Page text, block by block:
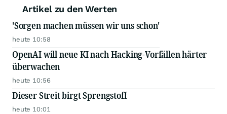
Artikel zu den Werten
'Sorgen machen müssen wir uns schon'
heute 10:58
OpenAI will neue KI nach Hacking-Vorfällen härter
überwachen
heute 10:56
Dieser Streit birgt Sprengstoff
heute 10:01